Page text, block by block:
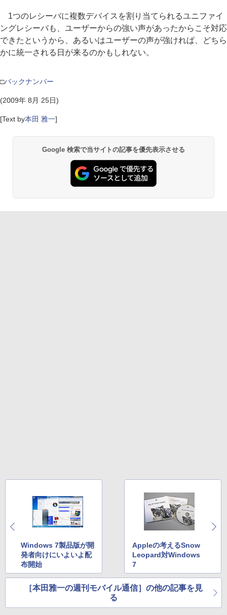
1つのレシーバに複数デバイスを割り当てられるユニファイ
ングレシーバも、ユーザーからの強い声があったからこそ対応
できたというから、あるいはユーザーの声が強ければ、どちら
かに統一される日が来るのかもしれない。
□バックナンバー
(2009年 8月 25日)
[Text by本田 雅一]
Google 検索で当サイトの記事を優先表示させる
Windows 7製品版が開
発者向けにいよいよ配
布開始
Appleの考えるSnow
Leopard対Windows
7
［本田雅一の週刊モバイル通信］の他の記事を見
る